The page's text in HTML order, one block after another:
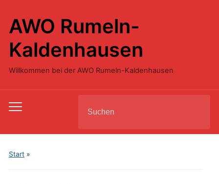
AWO Rumeln-
Kaldenhausen
Willkommen bei der AWO Rumeln-Kaldenhausen
Toggle
menu
for:
Start»